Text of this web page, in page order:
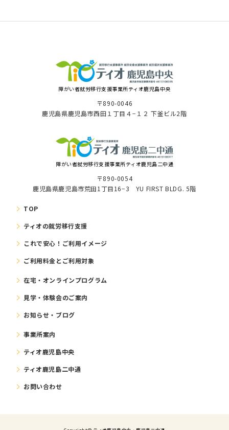
障がい者就労移⾏⽀援事業所ティオ⿅児島中央
〒890-0046
⿅児島県⿅児島市⻄⽥１丁⽬４−１２ 下釜ビル2階
障がい者就労移⾏⽀援事業所ティオ鹿児島二中通
〒890-0054
鹿児島県鹿児島市荒田1丁目16−3 YU FIRST BLDG. 5階
TOP
ティオの就労移⾏⽀援
これで安⼼！ご利⽤イメージ
ご利⽤料⾦とご利⽤対象
在宅・オンラインプログラム
⾒学・体験会のご案内
お知らせ・ブログ
事業所案内
ティオ鹿児島中央
ティオ鹿児島二中通
お問い合わせ